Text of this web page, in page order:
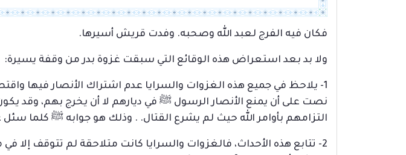
فكان فيه الفرج لعبد الله وصحبه. وفدت قريش أسيرها.
ولا بد بعد استعراض هذه الوقائع التي سبقت غزوة بدر من وقفة يسيرة:
1- يلاحظ في جميع هذه الغزوات والسرايا عدم اشتراك الأنصار فيها
نصت على أن يمنع الأنصار الرسول ﷺ في ديارهم لا أن يخرج بهم، وقد
التزامهم بأوامر الله حيث لم يشرع القتال. . وذلك هو جوابه ﷺ كلما سئل
2- تتابع هذه الأحداث، فالغزوات والسرايا كانت متلاحقة لم تتوقف